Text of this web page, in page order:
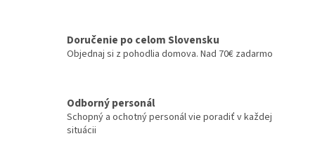
Doručenie po celom Slovensku
Objednaj si z pohodlia domova. Nad 70€ zadarmo
Odborný personál
Schopný a ochotný personál vie poradiť v každej
situácii